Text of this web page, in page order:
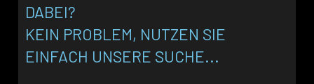
DABEI?
KEIN PROBLEM, NUTZEN SIE
EINFACH UNSERE SUCHE...